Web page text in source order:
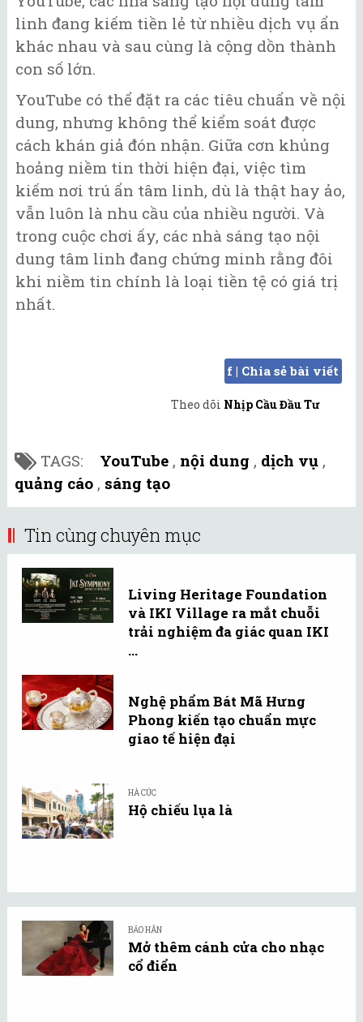
linh đang kiếm tiền lẻ từ nhiều dịch vụ ẩn
khác nhau và sau cùng là cộng dồn thành
con số lớn.
YouTube có thể đặt ra các tiêu chuẩn về nội
dung, nhưng không thể kiểm soát được
cách khán giả đón nhận. Giữa cơn khủng
hoảng niềm tin thời hiện đại, việc tìm
kiếm nơi trú ẩn tâm linh, dù là thật hay ảo,
vẫn luôn là nhu cầu của nhiều người. Và
trong cuộc chơi ấy, các nhà sáng tạo nội
dung tâm linh đang chứng minh rằng đôi
khi niềm tin chính là loại tiền tệ có giá trị
nhất.
f | Chia sẻ bài viết
Theo dõi Nhịp Cầu Đầu Tư
TAGS: YouTube , nội dung , dịch vụ ,
quảng cáo , sáng tạo
Tin cùng chuyên mục
Living Heritage Foundation
và IKI Village ra mắt chuỗi
trải nghiệm đa giác quan IKI
...
Nghệ phẩm Bát Mã Hưng
Phong kiến tạo chuẩn mực
giao tế hiện đại
HÀ CÚC
Hộ chiếu lụa là
BẢO HÂN
Mở thêm cánh cửa cho nhạc
cổ điển